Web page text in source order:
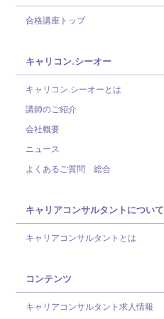
合格講座トップ
キャリコン.シーオー
キャリコン.シーオーとは
講師のご紹介
会社概要
ニュース
よくあるご質問 総合
キャリアコンサルタントについて
キャリアコンサルタントとは
コンテンツ
キャリアコンサルタント求人情報